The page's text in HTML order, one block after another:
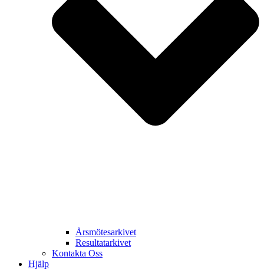
Årsmötesarkivet
Resultatarkivet
Kontakta Oss
Hjälp